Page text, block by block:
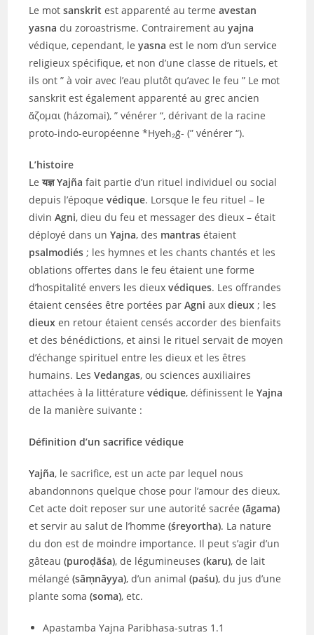
Le motsanskrit est apparenté au termeavestan
yasna du zoroastrisme. Contrairement auyajna
védique, cependant, leyasna est le nom d’un service
religieux spécifique, et non d’une classe de rituels, et
ils ont ” à voir avec l’eau plutôt qu’avec le feu ” Le mot
sanskrit est également apparenté au grec ancien
ἅζομαι (házomai), ” vénérer “, dérivant de la racine
proto-indo-européenne *Hyeh₂ǵ- (” vénérer “).
L’histoire
Leयज्ञ Yajña fait partie d’un rituel individuel ou social
depuis l’époquevédique. Lorsque le feu rituel – le
divinAgni, dieu du feu et messager des dieux – était
déployé dans unYajna, des mantras étaient
psalmodiés ; les hymnes et les chants chantés et les
oblations offertes dans le feu étaient une forme
d’hospitalité envers les dieuxvédiques. Les offrandes
étaient censées être portées parAgni auxdieux ; les
dieux en retour étaient censés accorder des bienfaits
et des bénédictions, et ainsi le rituel servait de moyen
d’échange spirituel entre les dieux et les êtres
humains. LesVedangas, ou sciences auxiliaires
attachées à la littératurevédique, définissent leYajna
de la manière suivante :
Définition d’un sacrifice védique
Yajña, le sacrifice, est un acte par lequel nous
abandonnons quelque chose pour l’amour des dieux.
Cet acte doit reposer sur une autorité sacrée(āgama)
et servir au salut de l’homme(śreyortha). La nature
du don est de moindre importance. Il peut s’agir d’un
gâteau(puroḍāśa), de légumineuses(karu), de lait
mélangé(sāṃnāyya), d’un animal(paśu), du jus d’une
plante soma (soma), etc.
Apastamba Yajna Paribhasa-sutras 1.1